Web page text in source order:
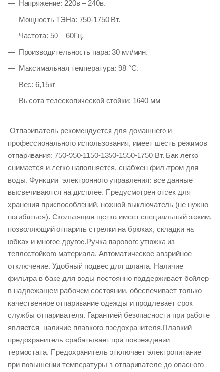
Напряжение: 220в – 240в.
Мощность ТЭНа: 750-1750 Вт.
Частота: 50 – 60Гц.
Производительность пара: 30 мл/мин.
Максимальная температура: 98 °C.
Вес: 6,15кг.
Высота телескопической стойки: 1640 мм
Отпариватель рекомендуется для домашнего и
профессионального использования, имеет шесть режимов
отпаривания: 750-950-1150-1350-1550-1750 Вт. Бак легко
снимается и легко наполняется, снабжен фильтром для
воды. Функции электронного управления: все данные
высвечиваются на дисплее. Предусмотрен отсек для
хранения приспособлений, ножной выключатель (не нужно
нагибаться). Скользящая щетка имеет специальный зажим,
позволяющий отпарить стрелки на брюках, складки на
юбках и многое другое.Ручка парового утюжка из
теплостойкого материала. Автоматическое аварийное
отключение. Удобный подвес для шланга. Наличие
фильтра в баке для воды постоянно поддерживает бойлер
в надлежащем рабочем состоянии, обеспечивает только
качественное отпаривание одежды и продлевает срок
службы отпаривателя. Гарантией безопасности при работе
является наличие плавкого предохранителя.Плавкий
предохранитель срабатывает при повреждении
термостата. Предохранитель отключает электропитание
при повышении температуры в отпаривателе до опасного